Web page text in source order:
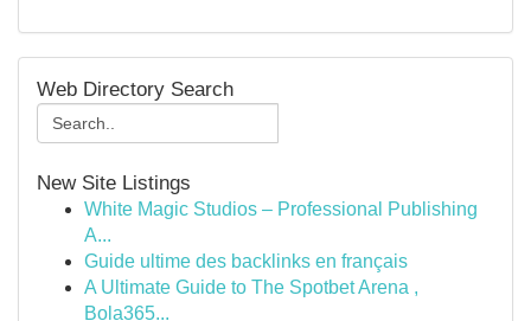
Web Directory Search
New Site Listings
White Magic Studios – Professional Publishing
A...
Guide ultime des backlinks en français
A Ultimate Guide to The Spotbet Arena ,
Bola365...